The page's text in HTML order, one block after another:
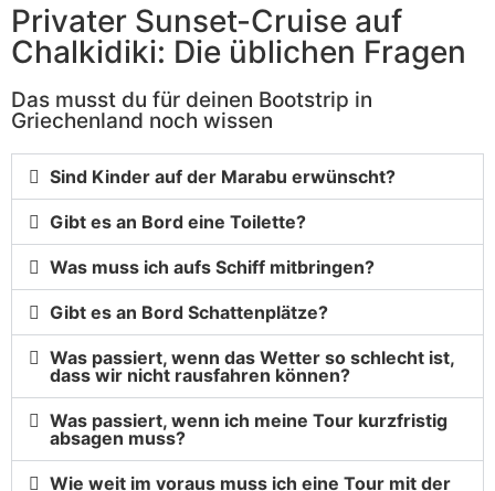
Privater Sunset-Cruise auf
Chalkidiki: Die üblichen Fragen
Das musst du für deinen Bootstrip in
Griechenland noch wissen
Sind Kinder auf der Marabu erwünscht?
Gibt es an Bord eine Toilette?
Was muss ich aufs Schiff mitbringen?
Gibt es an Bord Schattenplätze?
Was passiert, wenn das Wetter so schlecht ist,
dass wir nicht rausfahren können?
Was passiert, wenn ich meine Tour kurzfristig
absagen muss?
Wie weit im voraus muss ich eine Tour mit der